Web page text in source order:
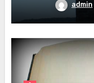
admin